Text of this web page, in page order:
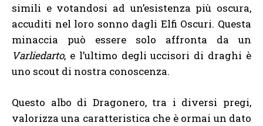
simili e votandosi ad un’esistenza più oscura,
accuditi nel loro sonno dagli Elfi Oscuri. Questa
minaccia può essere solo affronta da un
Varliedarto, e l’ultimo degli uccisori di draghi è
uno scout di nostra conoscenza.
Questo albo di Dragonero, tra i diversi pregi,
valorizza una caratteristica che è ormai un dato